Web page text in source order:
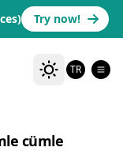
Try now!
TR
cümle